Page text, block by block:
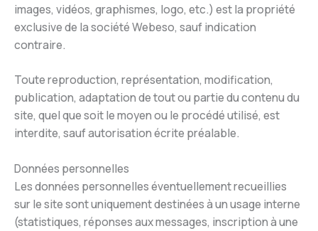
images, vidéos, graphismes, logo, etc.) est la propriété
exclusive de la société Webeso, sauf indication
contraire.
Toute reproduction, représentation, modification,
publication, adaptation de tout ou partie du contenu du
site, quel que soit le moyen ou le procédé utilisé, est
interdite, sauf autorisation écrite préalable.
Données personnelles
Les données personnelles éventuellement recueillies
sur le site sont uniquement destinées à un usage interne
(statistiques, réponses aux messages, inscription à une